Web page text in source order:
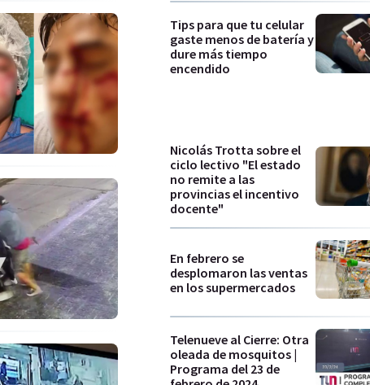
Tips para que tu celular
gaste menos de batería y
dure más tiempo
encendido
Nicolás Trotta sobre el
ciclo lectivo "El estado
no remite a las
provincias el incentivo
docente"
En febrero se
desplomaron las ventas
en los supermercados
Telenueve al Cierre: Otra
oleada de mosquitos |
Programa del 23 de